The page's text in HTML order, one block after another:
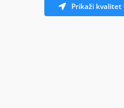
Prikaži kvalitet